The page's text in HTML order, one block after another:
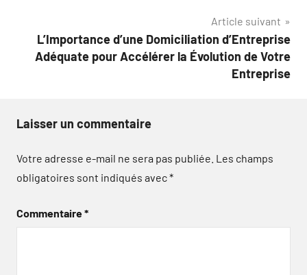
Article suivant
L’Importance d’une Domiciliation d’Entreprise
Adéquate pour Accélérer la Évolution de Votre
Entreprise
Laisser un commentaire
Votre adresse e-mail ne sera pas publiée. Les champs
obligatoires sont indiqués avec*
Commentaire*